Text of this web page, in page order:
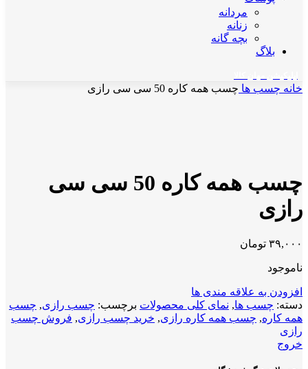
مردانه
زنانه
بچه گانه
بلاگ
خانه چسب ها چسب همه کاره 50 سی سی رازی
چسب همه کاره 50 سی سی
رازی
۳۹,۰۰۰ تومان
ناموجود
افزودن به علاقه مندی ها
دسته: چسب ها, نمای کلی محصولات برچسب: چسب رازی, چسب
همه کاره, چسب همه کاره رازی, خرید چسب رازی, فروش چسب
رازی
خروج